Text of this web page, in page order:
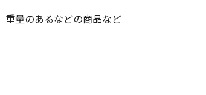
重量のあるなどの商品など